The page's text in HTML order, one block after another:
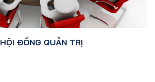
HỘI ĐỒNG QUẢN TRỊ